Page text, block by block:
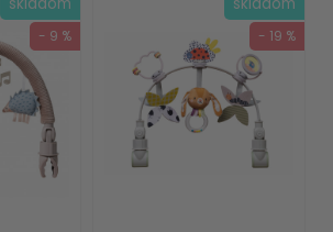
- 9 % - 19 %